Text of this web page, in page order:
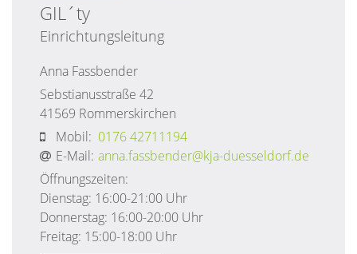
GIL´ty
Einrichtungsleitung
Anna Fassbender
Sebstianusstraße 42
41569 Rommerskirchen
Mobil: 0176 42711194
E-Mail: anna.fassbender@kja-duesseldorf.de
Öffnungszeiten:
Dienstag: 16:00-21:00 Uhr
Donnerstag: 16:00-20:00 Uhr
Freitag: 15:00-18:00 Uhr